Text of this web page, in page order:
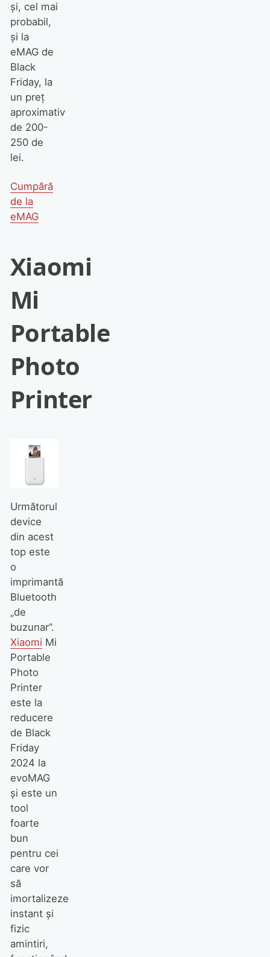
și, cel mai
probabil,
și la
eMAG de
Black
Friday, la
un preț
aproximativ
de 200-
250 de
lei.
Cumpără
de la
eMAG
Xiaomi
Mi
Portable
Photo
Printer
Următorul
device
din acest
top este
o
imprimantă
Bluetooth
„de
buzunar”.
Xiaomi Mi
Portable
Photo
Printer
este la
reducere
de Black
Friday
2024 la
evoMAG
și este un
tool
foarte
bun
pentru cei
care vor
să
imortalizeze
instant și
fizic
amintiri,